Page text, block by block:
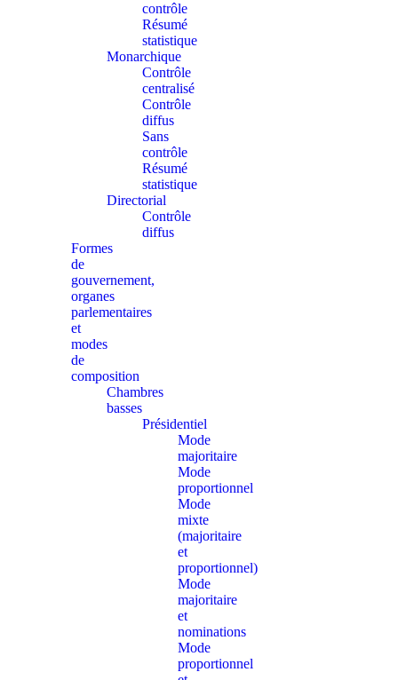
contrôle
Résumé
statistique
Monarchique
Contrôle
centralisé
Contrôle
diffus
Sans
contrôle
Résumé
statistique
Directorial
Contrôle
diffus
Formes
de
gouvernement,
organes
parlementaires
et
modes
de
composition
Chambres
basses
Présidentiel
Mode
majoritaire
Mode
proportionnel
Mode
mixte
(majoritaire
et
proportionnel)
Mode
majoritaire
et
nominations
Mode
proportionnel